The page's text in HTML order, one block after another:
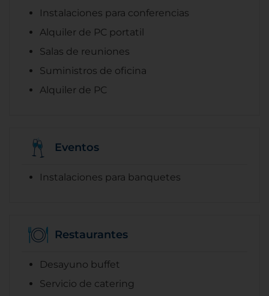
Instalaciones para conferencias
Alquiler de PC portatil
Salas de reuniones
Suministros de oficina
Alquiler de PC
Eventos
Instalaciones para banquetes
Restaurantes
Desayuno buffet
Servicio de catering